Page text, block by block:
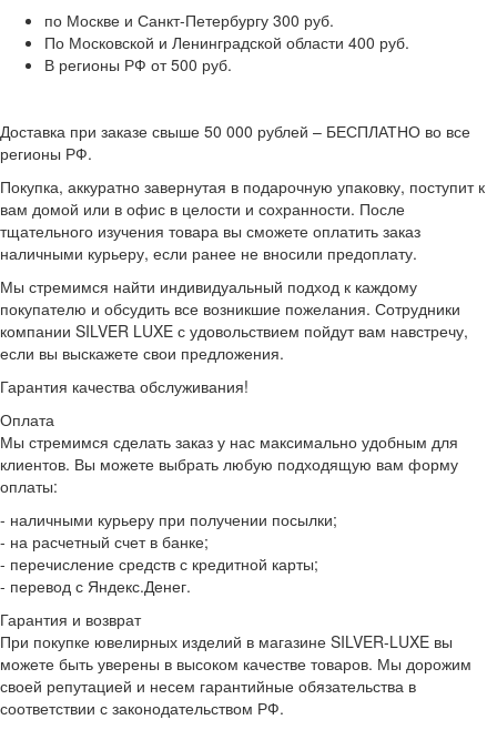
по Москве и Санкт-Петербургу 300 руб.
По Московской и Ленинградской области 400 руб.
В регионы РФ от 500 руб.
Доставка при заказе свыше 50 000 рублей – БЕСПЛАТНО во все
регионы РФ.
Покупка, аккуратно завернутая в подарочную упаковку, поступит к
вам домой или в офис в целости и сохранности. После
тщательного изучения товара вы сможете оплатить заказ
наличными курьеру, если ранее не вносили предоплату.
Мы стремимся найти индивидуальный подход к каждому
покупателю и обсудить все возникшие пожелания. Сотрудники
компании SILVER LUXE с удовольствием пойдут вам навстречу,
если вы выскажете свои предложения.
Гарантия качества обслуживания!
Оплата
Мы стремимся сделать заказ у нас максимально удобным для
клиентов. Вы можете выбрать любую подходящую вам форму
оплаты:
- наличными курьеру при получении посылки;
- на расчетный счет в банке;
- перечисление средств с кредитной карты;
- перевод с Яндекс.Денег.
Гарантия и возврат
При покупке ювелирных изделий в магазине SILVER-LUXE вы
можете быть уверены в высоком качестве товаров. Мы дорожим
своей репутацией и несем гарантийные обязательства в
соответствии с законодательством РФ.